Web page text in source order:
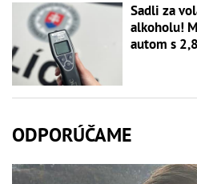
Sadli za
alkoholu!
autom s
ODPORÚČAME